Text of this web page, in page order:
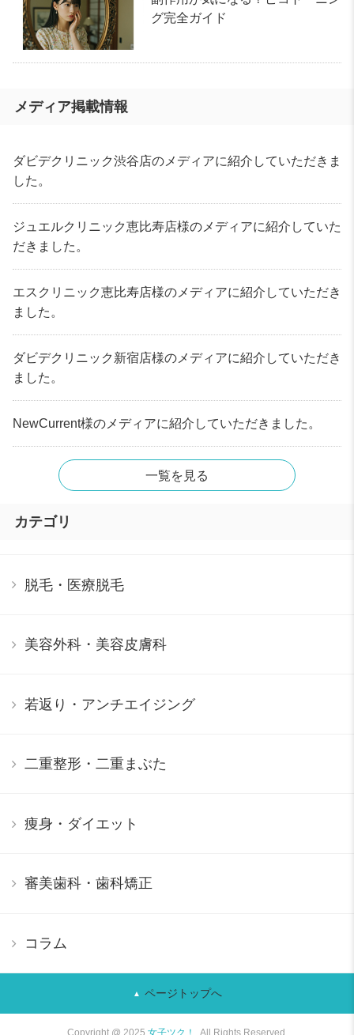
グ完全ガイド
メディア掲載情報
ダビデクリニック渋谷店のメディアに紹介していただきま
した。
ジュエルクリニック恵比寿店様のメディアに紹介していた
だきました。
エスクリニック恵比寿店様のメディアに紹介していただき
ました。
ダビデクリニック新宿店様のメディアに紹介していただき
ました。
NewCurrent様のメディアに紹介していただきました。
一覧を見る
カテゴリ
脱毛・医療脱毛
美容外科・美容皮膚科
若返り・アンチエイジング
二重整形・二重まぶた
痩身・ダイエット
審美歯科・歯科矯正
コラム
ページトップへ
Copyright @ 2025 女子ツク！ . All Rights Reserved.